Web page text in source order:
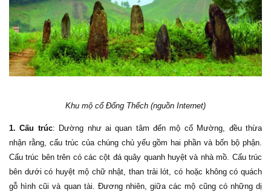
Khu mộ cổ Đống Thếch (nguồn Internet)
1. Cấu trúc: Dường như ai quan tâm đến mộ cổ Mường, đều thừa
nhận rằng, cấu trúc của chúng chủ yếu gồm hai phần và bốn bộ phận.
Cấu trúc bên trên có các cột đá quây quanh huyệt và nhà mồ. Cấu trúc
bên dưới có huyệt mộ chữ nhật, than trải lót, có hoặc không có quách
gỗ hình cũi và quan tài. Đương nhiên, giữa các mộ cũng có những dị